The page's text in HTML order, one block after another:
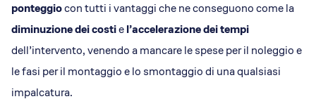
ponteggiocon tutti i vantaggi che ne conseguono come la
diminuzione dei costiel’accelerazione dei tempi
dell’intervento, venendo a mancare le spese per il noleggio e
le fasi per il montaggio e lo smontaggio di una qualsiasi
impalcatura.